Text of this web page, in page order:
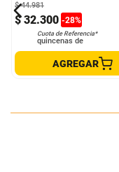
$ 32.300 -28%
$ 44.981
Cuota de Referencia*
quincenas de
AGREGAR